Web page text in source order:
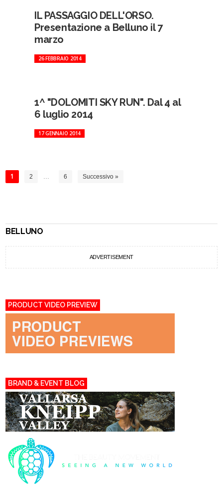
IL PASSAGGIO DELL'ORSO.
Presentazione a Belluno il 7
marzo
26 FEBBRAIO 2014
1^ "DOLOMITI SKY RUN". Dal 4 al
6 luglio 2014
17 GENNAIO 2014
1 2 … 6 Successivo »
BELLUNO
ADVERTISEMENT
PRODUCT VIDEO PREVIEW
BRAND & EVENT BLOG